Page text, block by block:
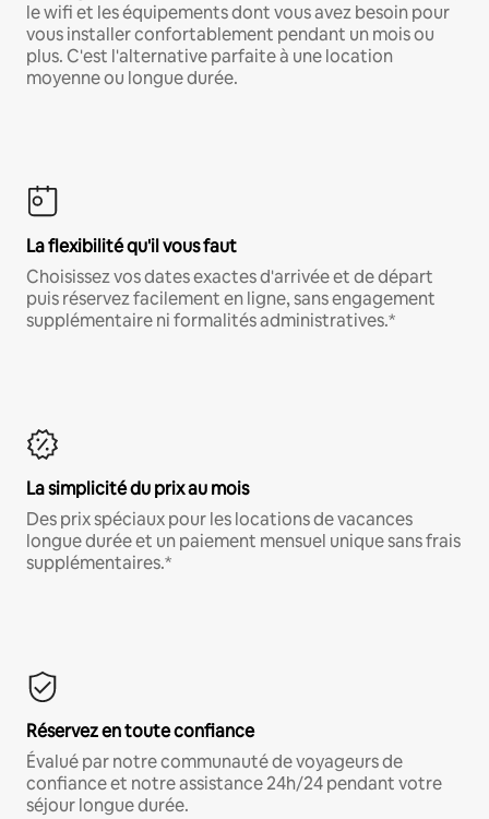
le wifi et les équipements dont vous avez besoin pour
vous installer confortablement pendant un mois ou
plus. C'est l'alternative parfaite à une location
moyenne ou longue durée.
La flexibilité qu'il vous faut
Choisissez vos dates exactes d'arrivée et de départ
puis réservez facilement en ligne, sans engagement
supplémentaire ni formalités administratives.*
La simplicité du prix au mois
Des prix spéciaux pour les locations de vacances
longue durée et un paiement mensuel unique sans frais
supplémentaires.*
Réservez en toute confiance
Évalué par notre communauté de voyageurs de
confiance et notre assistance 24h/24 pendant votre
séjour longue durée.